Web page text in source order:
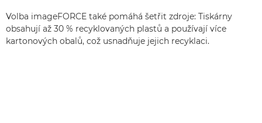
Volba imageFORCE také pomáhá šetřit zdroje: Tiskárny
obsahují až 30 % recyklovaných plastů a používají více
kartonových obalů, což usnadňuje jejich recyklaci.